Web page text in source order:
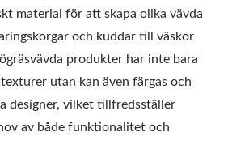
material för att skapa olika vävda
och kuddar till väskor
produkter har inte bara
utan kan även färgas och
designer, vilket tillfredsställer
av både funktionalitet och